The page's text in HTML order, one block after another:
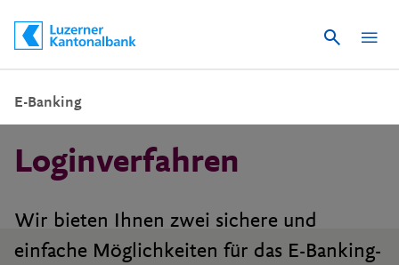
Suche
E-Banking
Loginverfahren
Wir bieten Ihnen zwei sichere und
einfache Möglichkeiten für das E-Banking-